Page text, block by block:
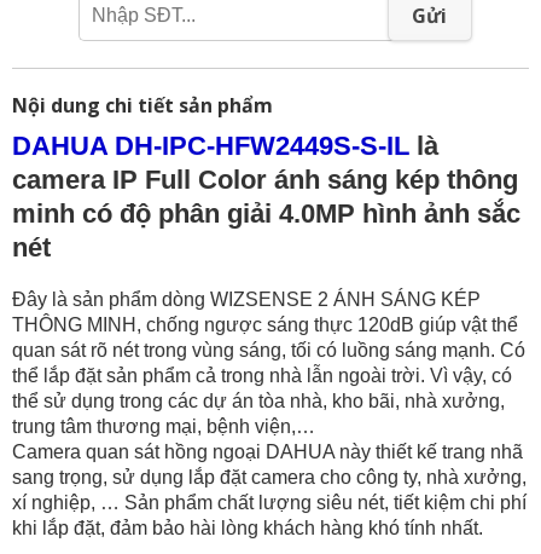
Gửi
Nội dung chi tiết sản phẩm
DAHUA DH-IPC-HFW2449S-S-IL là
camera IP Full Color ánh sáng kép thông
minh có độ phân giải 4.0MP hình ảnh sắc
nét
Đây là sản phẩm dòng WIZSENSE 2 ÁNH SÁNG KÉP
THÔNG MINH, chống ngược sáng thực 120dB giúp vật thể
quan sát rõ nét trong vùng sáng, tối có luồng sáng mạnh. Có
thể lắp đặt sản phẩm cả trong nhà lẫn ngoài trời. Vì vậy, có
thể sử dụng trong các dự án tòa nhà, kho bãi, nhà xưởng,
trung tâm thương mại, bệnh viện,…
Camera quan sát hồng ngoại DAHUA này thiết kế trang nhã
sang trọng, sử dụng lắp đặt camera cho công ty, nhà xưởng,
xí nghiệp, … Sản phẩm chất lượng siêu nét, tiết kiệm chi phí
khi lắp đặt, đảm bảo hài lòng khách hàng khó tính nhất.